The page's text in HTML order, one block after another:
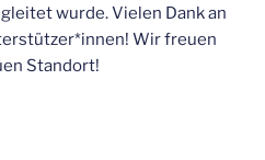
wur­de. Vie­len Dank an
Wir freu­en
Standort!